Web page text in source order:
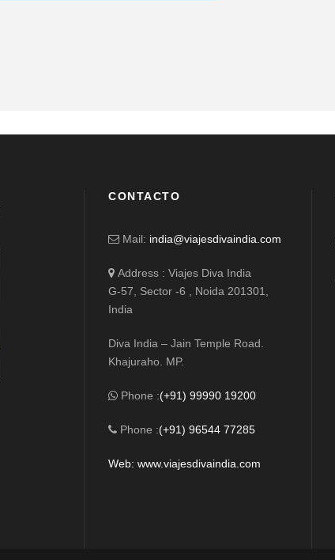
CONTACTO
Mail: india@viajesdivaindia.com
Address : Viajes Diva India
G-57, Sector -6 , Noida 201301,
India
Diva India – Jain Temple Road.
Khajuraho. MP.
Phone :(+91) 99990 19200
Phone :(+91) 96544 77285
Web: www.viajesdivaindia.com